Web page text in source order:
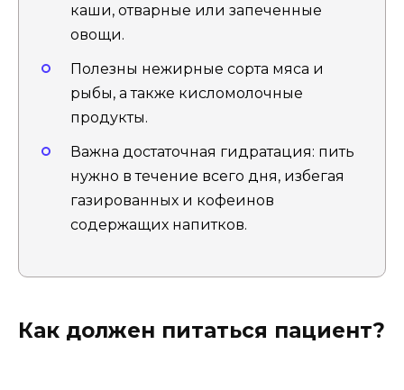
каши, отварные или запеченные
овощи.
Полезны нежирные сорта мяса и
рыбы, а также кисломолочные
продукты.
Важна достаточная гидратация: пить
нужно в течение всего дня, избегая
газированных и кофеинов
содержащих напитков.
Как должен питаться пациент?